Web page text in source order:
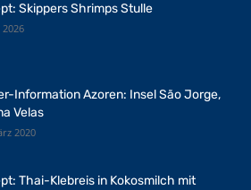
Skippers Shrimps Stulle
Information Azoren: Insel São Jorge,
Velas
2020
Thai-Klebreis in Kokosmilch mit